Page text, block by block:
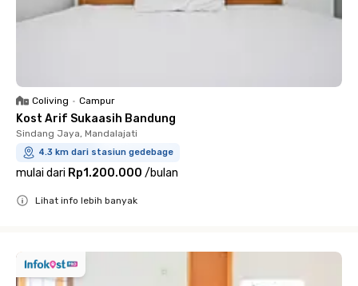
Coliving • Campur
Kost Arif Sukaasih Bandung
Sindang Jaya, Mandalajati
4.3 km dari stasiun gedebage
mulai dari Rp1.200.000 /bulan
Lihat info lebih banyak